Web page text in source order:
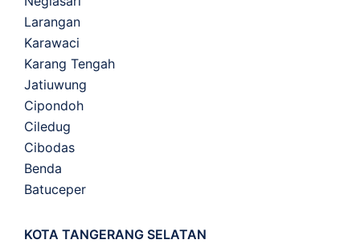
Larangan
Karawaci
Karang Tengah
Jatiuwung
Cipondoh
Ciledug
Cibodas
Benda
Batuceper
KOTA TANGERANG SELATAN